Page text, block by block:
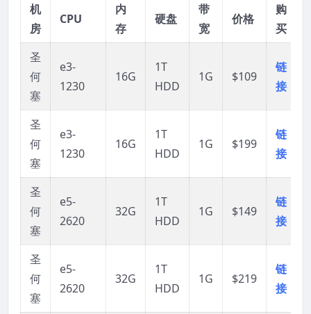
机
房
CPU
内
存
硬盘
带
宽
价格
购
买
圣
何
塞
e3-
1230
16G
1T
HDD
1G $109
链
接
圣
何
塞
e3-
1230
16G
1T
HDD
1G $199
链
接
圣
何
塞
e5-
2620
32G
1T
HDD
1G $149
链
接
圣
何
塞
e5-
2620
32G
1T
HDD
1G $219
链
接